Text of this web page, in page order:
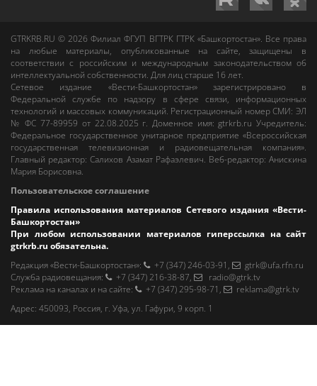
GTRKRB.RU © 2026Филиал ФГУП ВГТРК ГТРК «Башкортостан». Все права
на любые материалы, опубликованные на сайте, защищены в
соответствии с российским и международным законодательством об
интеллектуальной собственности. Для лиц старше 16 лет.
Сетевое издание «Вести-Башкортостан»зарегистрировано в
Федеральной службе по надзору в сфере связи, информационных
технологий и массовых коммуникаций. Регистрационный номер СМИ: ЭЛ
№ ФС 77-89959 от 22.08.2025 г. Доменное имя:gtrkrb.ru Учредитель:
Федеральное государственное унитарное предприятие «Всероссийская
государственная телевизионная и радиовещательная компания».
Главный редактор:Салихов Азамат Рафаэлевич. Веб-редактор:Анискина
Мария Борисовна.
Пользовательское соглашение
Правила использования материалов Сетевого издания «Вести-
Башкортостан»
При любом использовании материалов гиперссылка на сайт
gtrkrb.ru обязательна.
Редакция «Вести-Башкортостан»: +7 (347) 246-03-91 ,
gtrk@ufa.rfn.ru
Cлужба радиовещания: +7 (347) 216-38-87,
radio@gtrk.tv
Реклама на каналах и на сайте: +7 (347) 295-98-71 ,
reklama@gtrk.tv
Адрес: 450093, Россия, г. Уфа, ул. Гафури, 9 корп. 1